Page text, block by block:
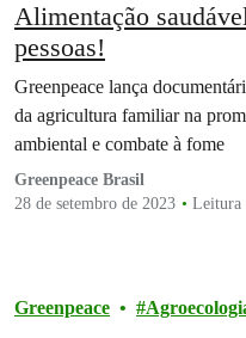
Alimentação
pessoas!
Greenpeace lança
da agricultura familiar na
ambiental e combate à fome
Greenpeace Brasil
28 de setembro de 2023
Leitura
Greenpeace